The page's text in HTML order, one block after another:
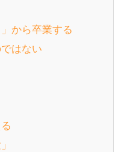
から卒業する
はない